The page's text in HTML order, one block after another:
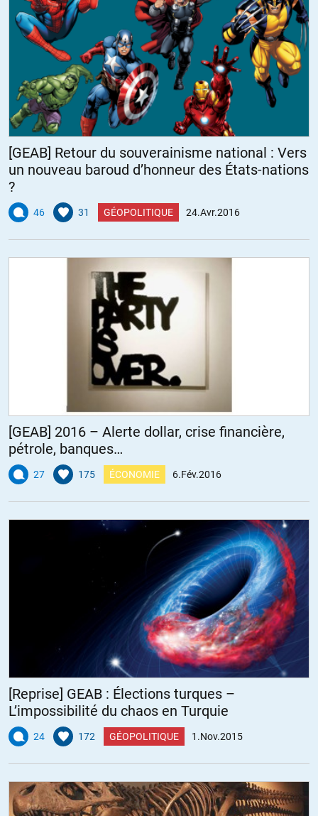
[GEAB] Retour du souverainisme national : Vers
un nouveau baroud d’honneur des États-nations
?
46 31 GÉOPOLITIQUE 24.Avr.2016
[GEAB] 2016 – Alerte dollar, crise financière,
pétrole, banques…
27 175 ÉCONOMIE 6.Fév.2016
[Reprise] GEAB : Élections turques –
L’impossibilité du chaos en Turquie
24 172 GÉOPOLITIQUE 1.Nov.2015